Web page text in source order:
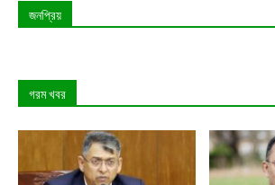
জনপ্রিয়
গরম খবর